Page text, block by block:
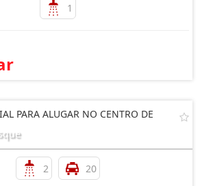
1
PARA ALUGAR NO CENTRO DE
2 20